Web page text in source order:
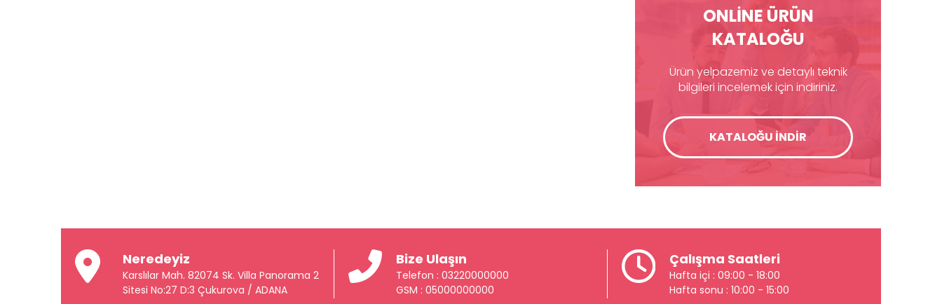
ONLİNE ÜRÜN
KATALOĞU
Ürün yelpazemiz ve detaylı teknik
bilgileri incelemek için indiriniz.
KATALOĞU İNDİR
Neredeyiz
Karslılar Mah. 82074 Sk. Villa Panorama 2
Sitesi No:27 D:3 Çukurova / ADANA
Bize Ulaşın
Telefon : 03220000000
GSM : 05000000000
Çalışma Saatleri
Hafta içi : 09:00 - 18:00
Hafta sonu : 10:00 - 15:00